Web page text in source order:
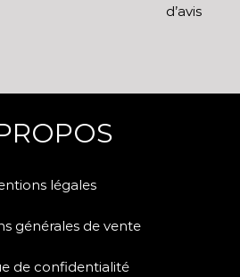
d’avis
légales
générales de vente
de confidentialité